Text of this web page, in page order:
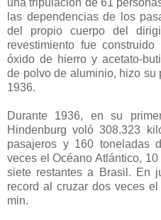
las dependencias de los
del propio cuerpo del
revestimiento fue
óxido de hierro y acetato-
de polvo de aluminio, hizo su
1936.
Durante 1936, en su
Hindenburg voló 308.323
pasajeros y 160 toneladas
veces el Océano Atlántico,
siete restantes a Brasil. En
record al cruzar dos veces
min.